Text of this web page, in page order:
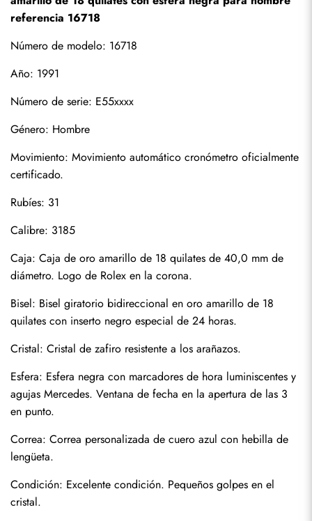
referencia 16718
Número de modelo: 16718
Año: 1991
Número de serie: E55xxxx
Género: Hombre
Movimiento: Movimiento automático cronómetro oficialmente
certificado.
Rubíes: 31
Calibre: 3185
Caja: Caja de oro amarillo de 18 quilates de 40,0 mm de
diámetro. Logo de Rolex en la corona.
Bisel: Bisel giratorio bidireccional en oro amarillo de 18
quilates con inserto negro especial de 24 horas.
Cristal: Cristal de zafiro resistente a los arañazos.
Esfera: Esfera negra con marcadores de hora luminiscentes y
agujas Mercedes. Ventana de fecha en la apertura de las 3
en punto.
Correa: Correa personalizada de cuero azul con hebilla de
lengüeta.
Condición: Excelente condición. Pequeños golpes en el
cristal.
Enviar